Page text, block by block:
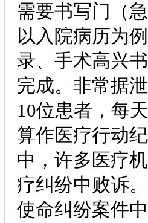
需要书写门（
以入院病历为
录、手术高兴
完成。非常据
10位患者，每
算作医疗行动
中，许多医疗
疗纠纷中败诉
使命纠纷案件